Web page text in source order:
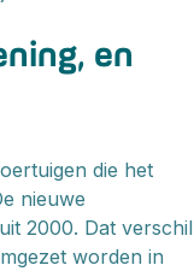
en
die het
nieuwe
2000. Dat verschil
worden in